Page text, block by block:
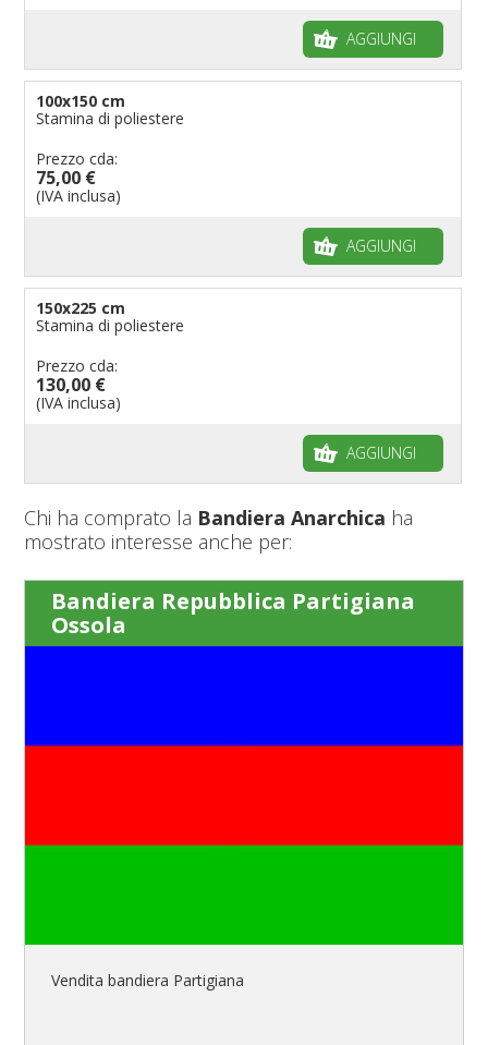
AGGIUNGI
100x150 cm
Stamina di poliestere
Prezzo cda:
75,00 €
(IVA inclusa)
AGGIUNGI
150x225 cm
Stamina di poliestere
Prezzo cda:
130,00 €
(IVA inclusa)
AGGIUNGI
Chi ha comprato la Bandiera Anarchica ha
mostrato interesse anche per:
Bandiera Repubblica Partigiana
Ossola
Vendita bandiera Partigiana